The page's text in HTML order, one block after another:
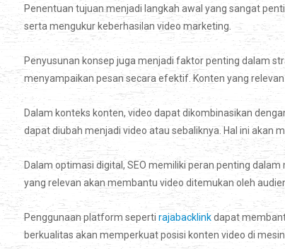
Penentuan tujuan menjadi langkah awal yang sangat
serta mengukur keberhasilan video marketing.
Penyusunan konsep juga menjadi faktor penting dalam
menyampaikan pesan secara efektif. Konten yang
Dalam konteks konten, video dapat dikombinasikan
dapat diubah menjadi video atau sebaliknya. Hal ini akan
Dalam optimasi digital, SEO memiliki peran penting
yang relevan akan membantu video ditemukan oleh
Penggunaan platform seperti rajabacklinkdapat
berkualitas akan memperkuat posisi konten video di